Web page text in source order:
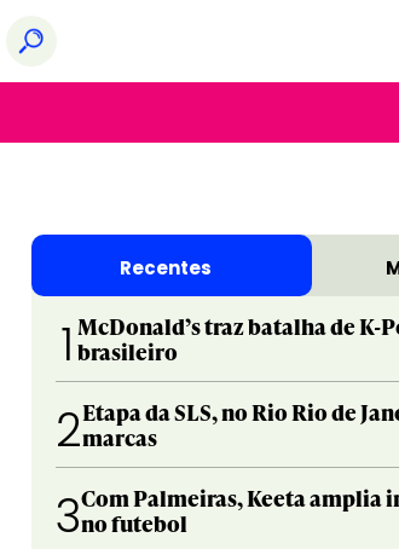
Recentes
1 McDonald’s traz batalha de K-
brasileiro
2Etapa da SLS, no Rio Rio de
marcas
3Com Palmeiras, Keeta amplia
no futebol